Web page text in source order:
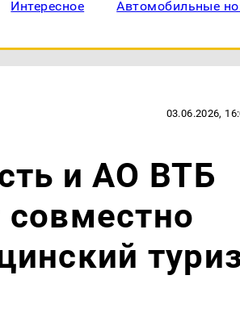
Интересное Автомобильные
03.06.2026,
и АО ВТБ